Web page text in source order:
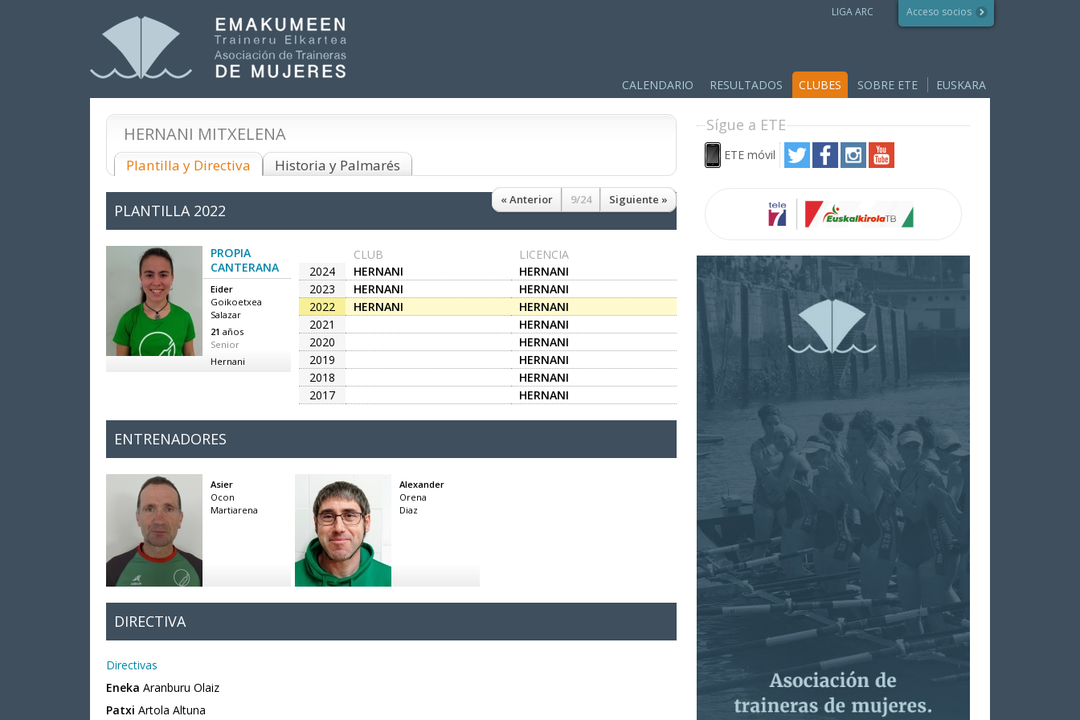
CALENDARIO RESULTADOS CLUBES SOBRE ETE EUSKARA
LIGA ARC Acceso socios
HERNANI MITXELENA
Plantilla y Directiva Historia y Palmarés
« Anterior 9/24 Siguiente »
PLANTILLA 2022
PROPIA
CANTERANA
Eider
Goikoetxea
Salazar
21 años
Senior
Hernani
CLUB
LICENCIA
2024
HERNANI
HERNANI
2023
HERNANI
HERNANI
2022
HERNANI
HERNANI
2021
HERNANI
2020
HERNANI
2019
HERNANI
2018
HERNANI
2017
HERNANI
ENTRENADORES
Asier
Ocon
Martiarena
Alexander
Orena
Diaz
DIRECTIVA
Directivas
Eneka Aranburu Olaiz
Patxi Artola Altuna
Sígue a ETE
ETE móvil